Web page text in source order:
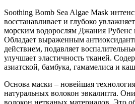
Soothing Bomb Sea Algae Mask
восстанавливает и глубоко
морским водорослям Джания Рубенс
Обладает выраженным
действием, подавляет
улучшает эластичность тканей.
азиатской, бамбука, гамамелиса и
Основа маски – новейшая
натуральных волокон эвкалипта.
волокон нетканых материалов. Это